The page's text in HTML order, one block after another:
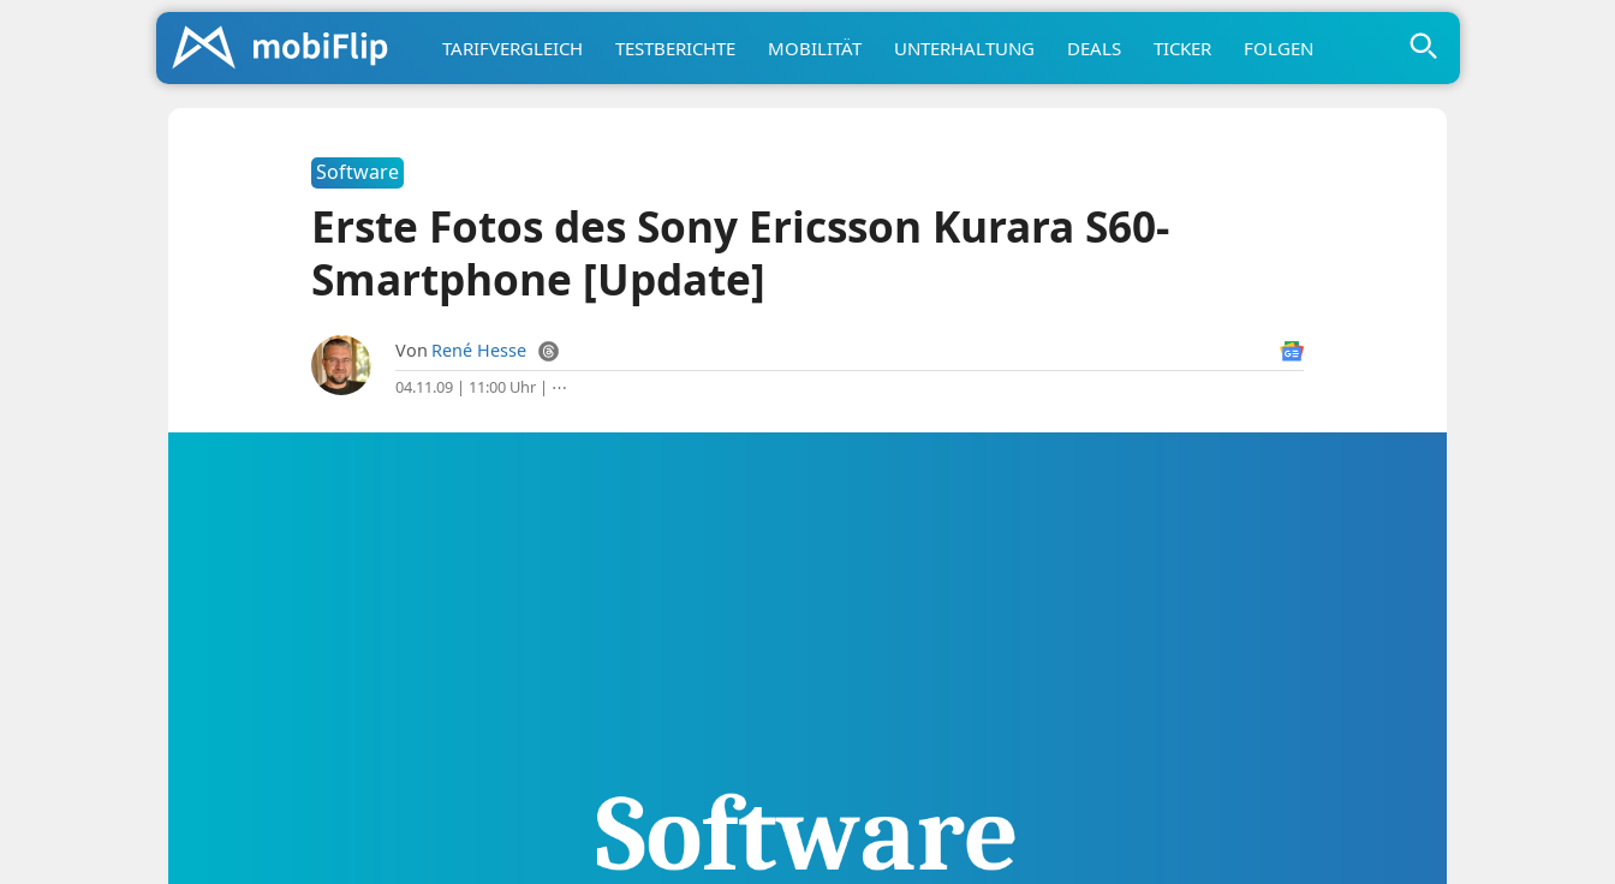
TARIFVERGLEICH TESTBERICHTE MOBILITÄT UNTERHALTUNG DEALS TICKER FOLGEN
Software
Erste Fotos des Sony Ericsson Kurara S60-
Smartphone [Update]
Von René Hesse
04.11.09 | 11:00 Uhr| ⋯